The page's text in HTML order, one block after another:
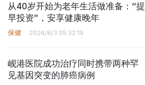
从40岁开始为老年生活做准备：“提
早投资”，安享健康晚年
保健 2026/8/3 05:32:19
岘港医院成功治疗同时携带两种罕
见基因突变的肺癌病例